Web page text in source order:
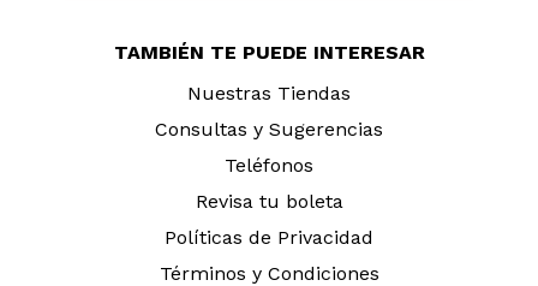
TAMBIÉN TE PUEDE INTERESAR
Nuestras Tiendas
Consultas y Sugerencias
Teléfonos
Revisa tu boleta
Políticas de Privacidad
Términos y Condiciones